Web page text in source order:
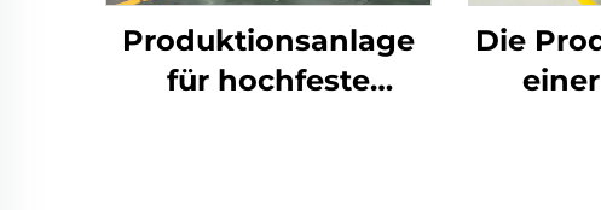
Produktionsanlage
für hochfeste
Die